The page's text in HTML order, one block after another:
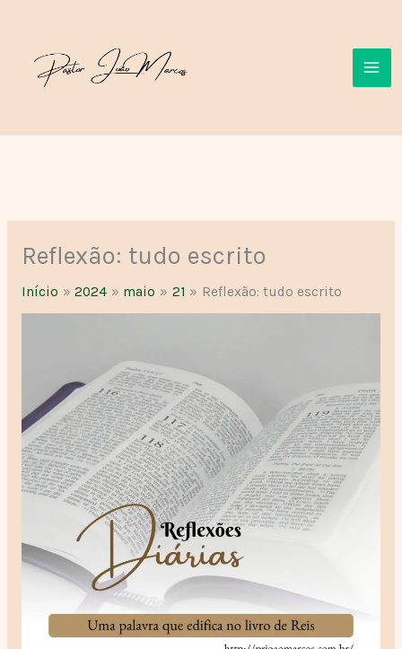
conteúdo
Reflexão: tudo escrito
Início 2024 maio 21 Reflexão: tudo escrito